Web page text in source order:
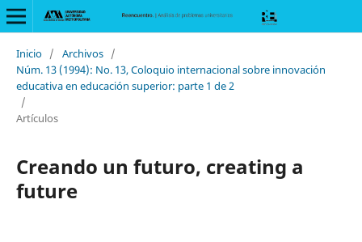
Inicio / Archivos /
Núm. 13 (1994): No. 13, Coloquio internacional sobre innovación
educativa en educación superior: parte 1 de 2
/
Artículos
Creando un futuro, creating a
future